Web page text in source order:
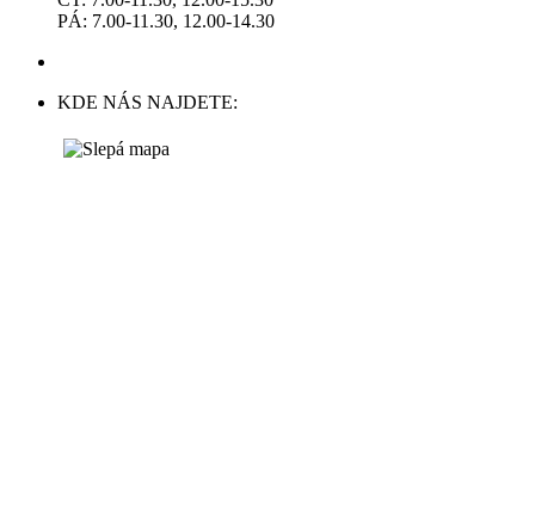
PÁ: 7.00-11.30, 12.00-14.30
KDE NÁS NAJDETE: